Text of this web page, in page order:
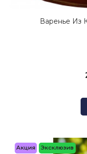
Варенье Из
Акция Эксклюзив